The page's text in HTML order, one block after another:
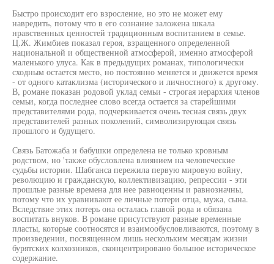
Быстро происходит его взросление, но это не может ему
навредить, потому что в его сознание заложена шкала
нравственных ценностей традиционным воспитанием в семье.
Ц.Ж. Жимбиев показал героя, взращенного определенной
национальной и общественной атмосферой, именно атмосферой
маленького улуса. Как в предыдущих романах, типологически
сходным остается место, но постоянно меняется и движется время
- от одного катаклизма (исторического и личностного) к другому.
В, романе показан родовой уклад семьи - строгая иерархия членов
семьи, когда последнее слово всегда остается за старейшими
представителями рода, подчеркивается очень тесная связь двух
представителей разных поколений, символизирующая связь
прошлого и будущего.
Связь Батожаба и бабушки определена не только кровным
родством, но 'также обусловлена влиянием на человеческие
судьбы истории. Шабганса пережила первую мировую войну,
революцию и гражданскую, коллективизацию, репрессии - эти
прошлые разные времена для нее равноценны и равнозначны,
потому что их уравнивают ее личные потери отца, мужа, сына.
Вследствие этих потерь она осталась главой рода и обязана
воспитать внуков. В романе присутствуют разные временные
пласты, которые соотносятся и взаимообусловливаются, поэтому в
произведении, посвященном лишь нескольким месяцам жизни
бурятских колхозников, сконцентрировано большое историческое
содержание.